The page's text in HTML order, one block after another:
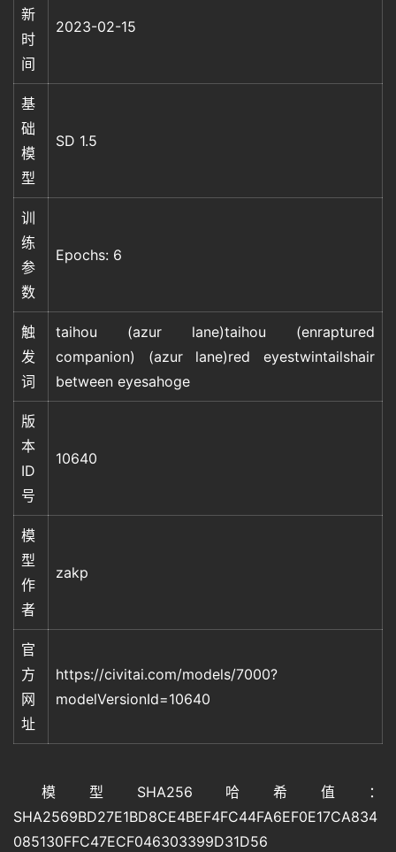
首
页
语
言
图
像
绘
画
音
频
视
频
专
题
新
时
间
2023-02-15
基
础
模
型
SD 1.5
训
练
参
数
Epochs: 6
触
发
词
taihou (azur lane)taihou (enraptured
companion) (azur lane)red eyestwintailshair
between eyesahoge
版
本
ID
号
10640
模
型
作
者
zakp
官
方
网
址
https://civitai.com/models/7000?
modelVersionId=10640
模型SHA256哈希值：
SHA2569BD27E1BD8CE4BEF4FC44FA6EF0E17CA834
085130FFC47ECF046303399D31D56